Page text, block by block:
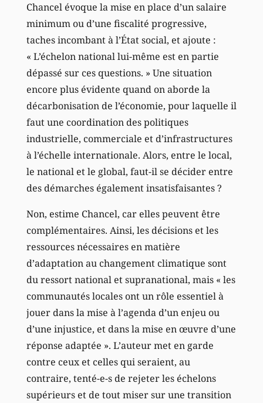
Chancel évoque la mise en place d’un salaire
minimum ou d’une fiscalité progressive,
taches incombant à l’État social, et ajoute :
« L’échelon national lui-même est en partie
dépassé sur ces questions. » Une situation
encore plus évidente quand on aborde la
décarbonisation de l’économie, pour laquelle il
faut une coordination des politiques
industrielle, commerciale et d’infrastructures
à l’échelle internationale. Alors, entre le local,
le national et le global, faut-il se décider entre
des démarches également insatisfaisantes ?
Non, estime Chancel, car elles peuvent être
complémentaires. Ainsi, les décisions et les
ressources nécessaires en matière
d’adaptation au changement climatique sont
du ressort national et supranational, mais « les
communautés locales ont un rôle essentiel à
jouer dans la mise à l’agenda d’un enjeu ou
d’une injustice, et dans la mise en œuvre d’une
réponse adaptée ». L’auteur met en garde
contre ceux et celles qui seraient, au
contraire, tenté-e-s de rejeter les échelons
supérieurs et de tout miser sur une transition